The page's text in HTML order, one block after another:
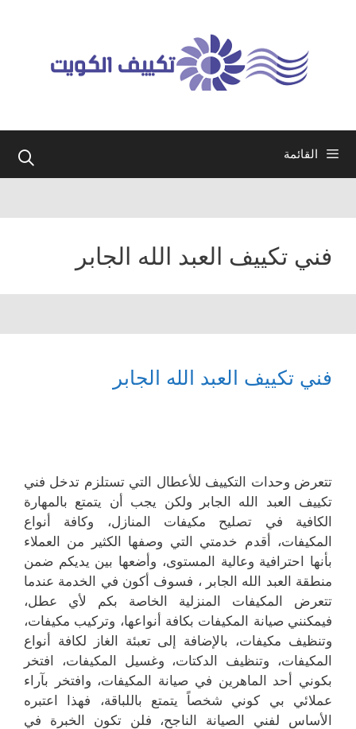
القائمة
فني تكييف العبد الله الجابر
فني تكييف العبد الله الجابر
تتعرض وحدات التكييف للأعطال التي تستلزم تدخل فني
تكييف العبد الله الجابر ولكن يجب أن يتمتع بالمهارة
الكافية في تصليح مكيفات المنازل، وكافة أنواع
المكيفات، أقدم خدمتي التي وصفها الكثير من العملاء
بأنها احترافية وعالية المستوى، وأضعها بين يديكم ضمن
منطقة العبد الله الجابر ، فسوف أكون في الخدمة عندما
تتعرض المكيفات المنزلية الخاصة بكم لأي عطل،
فيمكنني صيانة المكيفات بكافة أنواعها، وتركيب مكيفات،
وتنظيف مكيفات، بالإضافة إلى تعبئة الغاز لكافة أنواع
المكيفات، وتنظيف الدكتات، وغسيل المكيفات، افتخر
بكوني أحد الماهرين في صيانة المكيفات، وافتخر بآراء
عملائي بي كوني شخصاً يتمتع باللباقة، فهذا اعتبره
الأساس لفني الصيانة الناجح، فلن تكون الخبرة في